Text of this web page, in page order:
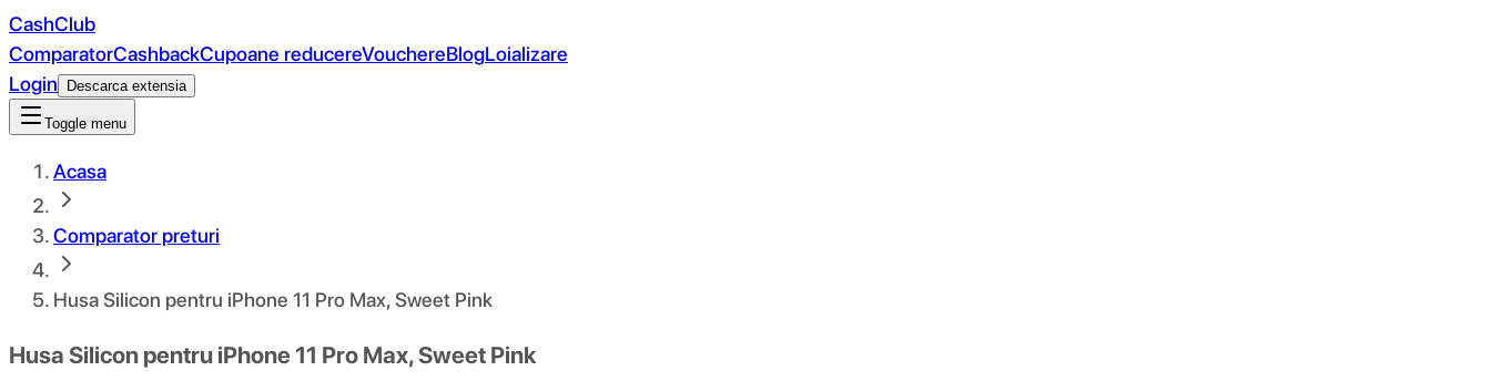
CashClub
ComparatorCashbackCupoane reducereVouchereBlogLoializare
Login
Descarca extensia
Toggle menu
Acasa
Comparator preturi
Husa Silicon pentru iPhone 11 Pro Max, Sweet Pink
Husa Silicon pentru iPhone 11 Pro Max, Sweet Pink